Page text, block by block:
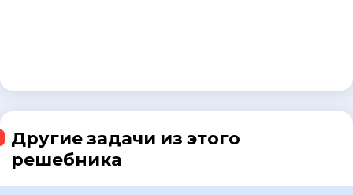
Другие задачи из этого
решебника